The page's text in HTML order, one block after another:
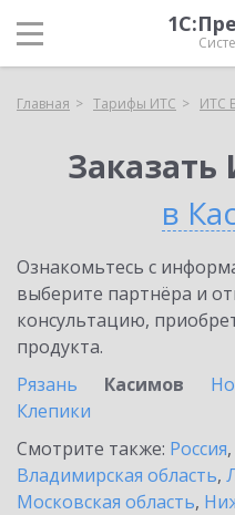
Главная Тарифы ИТС ИТС
в
Ознакомьтесь с
выберите партнёра и
консультацию,
продукта.
Рязань
Касимов
Клепики
Смотрите также: Россия,
Владимирская область,
Московская область,